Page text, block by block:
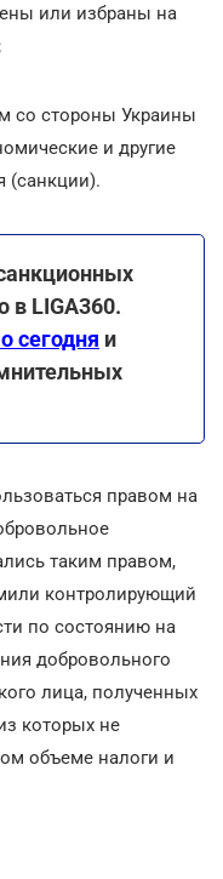
или избраны на
со стороны Украины
и другие
(санкции).
в LIGA360.
сегодня и
правом на
таким правом,
контролирующий
по состоянию на
добровольного
лица, полученных
которых не
объеме налоги и